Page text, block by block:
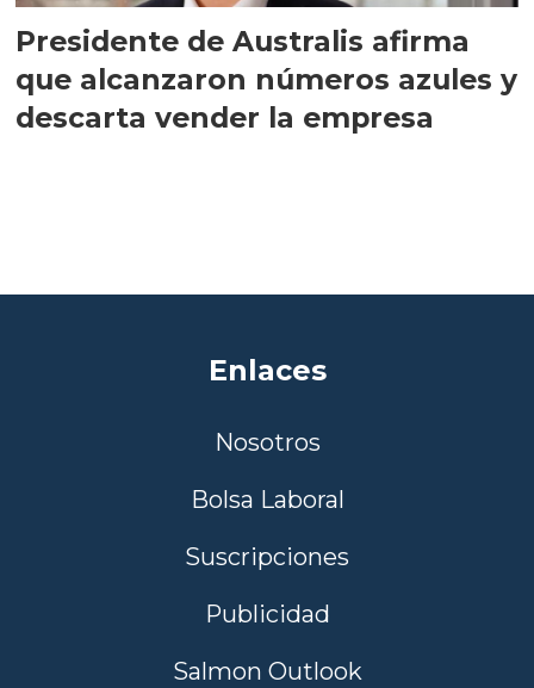
Presidente de Australis afirma
que alcanzaron números azules y
descarta vender la empresa
Enlaces
Nosotros
Bolsa Laboral
Suscripciones
Publicidad
Salmon Outlook